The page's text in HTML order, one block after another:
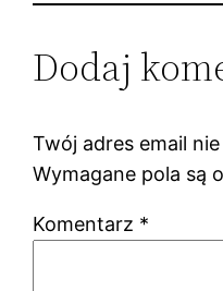
Dodaj
Twój adres email
Wymagane pola są
Komentarz *